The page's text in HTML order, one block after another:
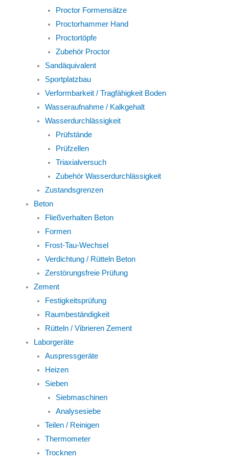
Proctor Formensätze
Proctorhammer Hand
Proctortöpfe
Zubehör Proctor
Sandäquivalent
Sportplatzbau
Verformbarkeit / Tragfähigkeit Boden
Wasseraufnahme / Kalkgehalt
Wasserdurchlässigkeit
Prüfstände
Prüfzellen
Triaxialversuch
Zubehör Wasserdurchlässigkeit
Zustandsgrenzen
Beton
Fließverhalten Beton
Formen
Frost-Tau-Wechsel
Verdichtung / Rütteln Beton
Zerstörungsfreie Prüfung
Zement
Festigkeitsprüfung
Raumbeständigkeit
Rütteln / Vibrieren Zement
Laborgeräte
Auspressgeräte
Heizen
Sieben
Siebmaschinen
Analysesiebe
Teilen / Reinigen
Thermometer
Trocknen